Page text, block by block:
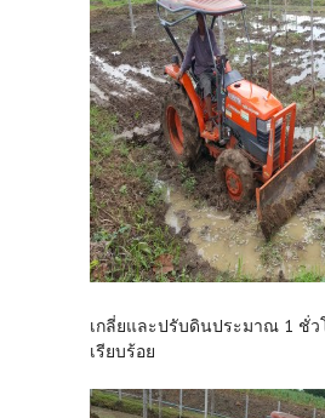
เกลี่ยและปรับดินประมาณ 1 ชั่ว
เรียบร้อย